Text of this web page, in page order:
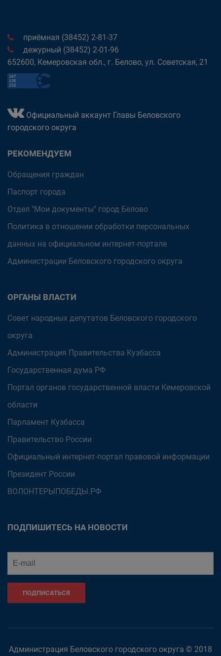
приёмная (38452) 2-81-37
дежурный (38452) 2-01-96
652600, Кемеровская обл., г. Белово, ул. Советская, 21
Официальный аккаунт Главы Беловского
городского округа
РЕКОМЕНДУЕМ
Обращения граждан
Паспорт города
Отдел "Мои документы" город Белово
Политика в отношении обработки персональных
данных на официальном интернет-портале
Администрации Беловского городского округа
ОРГАНЫ ВЛАСТИ
Совет народных депутатов Беловского городского
округа
Администрация Правительства Кузбасса
Государственная дума РФ
Портал органов государственной власти Кемеровской
области
Парламент Кузбасса
Правительство России
Официальный интернет-портал правовой информации
Президент России
ВОЛОНТЕРЫПОБЕДЫ.РФ
ПОДПИШИТЕСЬ НА НОВОСТИ
ПОДПИСАТЬСЯ
Администрация Беловского городского округа © 2018